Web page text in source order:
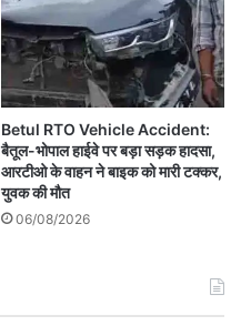
Betul RTO Vehicle Accident:
बैतूल-भोपाल हाईवे पर बड़ा सड़क हादसा,
आरटीओ के वाहन ने बाइक को मारी टक्कर,
युवक की मौत
06/08/2026